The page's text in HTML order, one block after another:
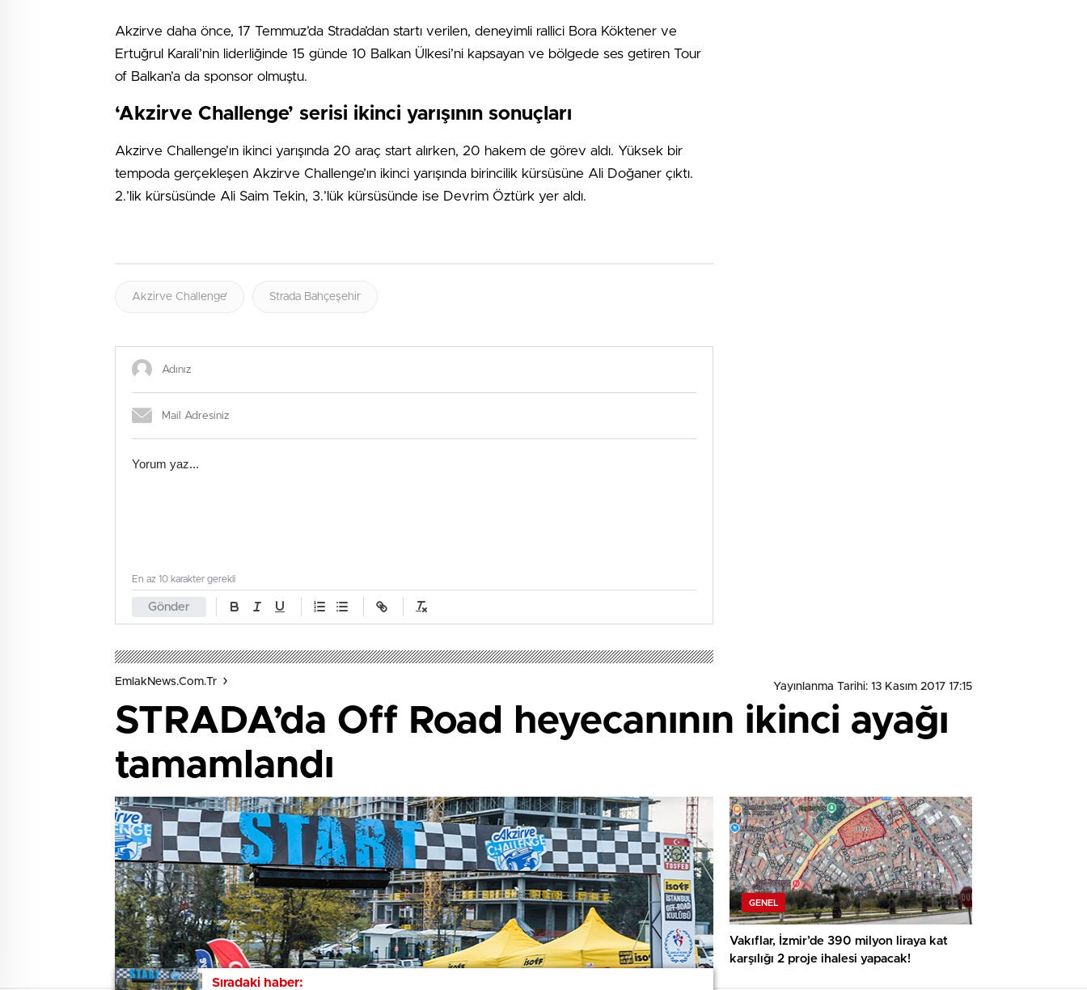
Akzirve daha önce, 17 Temmuz’da Strada’dan startı verilen, deneyimli rallici Bora Köktener ve
Ertuğrul Karali’nin liderliğinde 15 günde 10 Balkan Ülkesi’ni kapsayan ve bölgede ses getiren Tour
of Balkan’a da sponsor olmuştu.
‘Akzirve Challenge’ serisi ikinci yarışının sonuçları
Akzirve Challenge’ın ikinci yarışında 20 araç start alırken, 20 hakem de görev aldı. Yüksek bir
tempoda gerçekleşen Akzirve Challenge’ın ikinci yarışında birincilik kürsüsüne Ali Doğaner çıktı.
2.’lik kürsüsünde Ali Saim Tekin, 3.’lük kürsüsünde ise Devrim Öztürk yer aldı.
Akzirve Challenge’ Strada Bahçeşehir
Gönder
En az 10 karakter gerekli
Sıradaki haber:
EmlakNews.com.tr Yayınlanma Tarihi: 13 Kasım 2017 17:15
STRADA’da Off Road heyecanının ikinci ayağı
tamamlandı
Sıradaki haber:
GENEL
Vakıflar, İzmir’de 390 milyon liraya kat
karşılığı 2 proje ihalesi yapacak!